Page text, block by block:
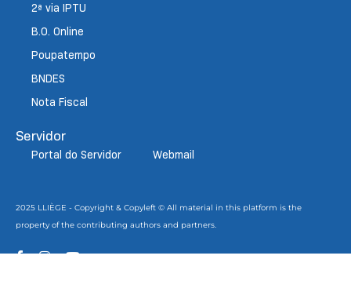
2ª via IPTU
B.O. Online
Poupatempo
BNDES
Nota Fiscal
Servidor
Portal do Servidor Webmail
2025 LLIÈGE - Copyright & Copyleft © All material in this platform is the
property of the contributing authors and partners.